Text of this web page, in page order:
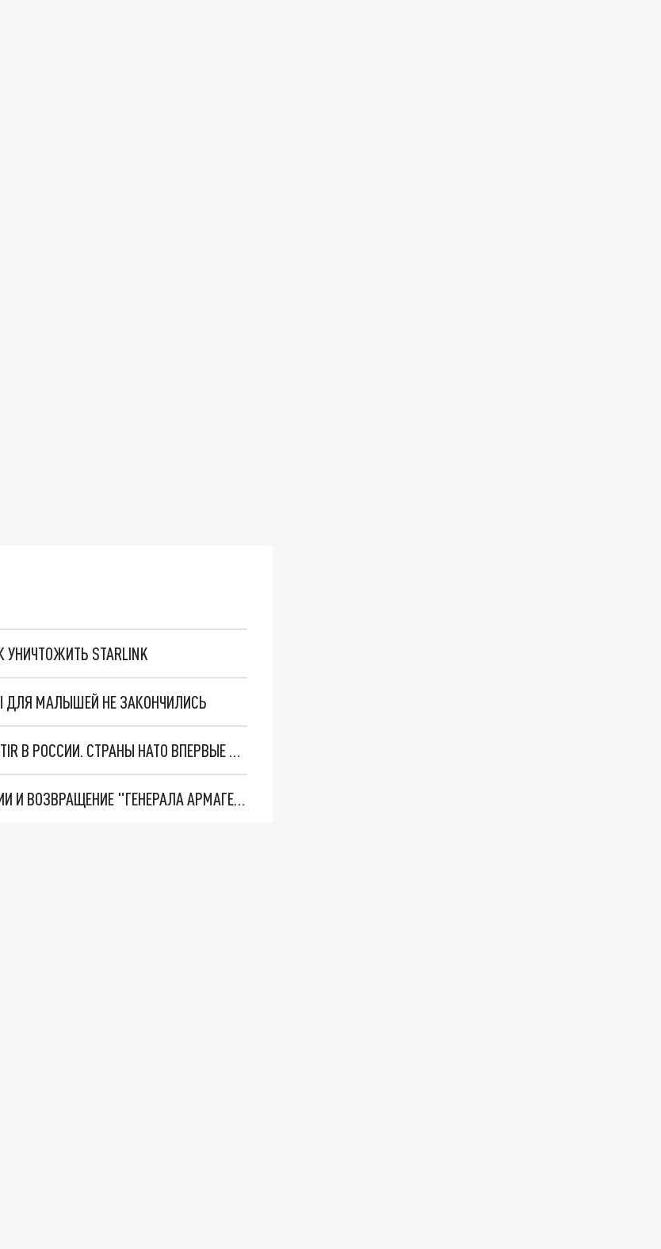
STARLINK
ДЛЯ МАЛЫШЕЙ НЕ ЗАКОНЧИЛИСЬ
"ОЧЕНЬ ПЛОХИЕ НОВОСТИ": БОЛЬШАЯ ОШИБКА PALANTIR В РОССИИ. СТРАНЫ НАТО ВПЕРВЫЕ ЗА СВО ОСТАНОВИЛИ ПОСТАВКИ ОРУЖИЯ. ВСУ ТЕРЯЮТ ПРИГРАНИЧЬЕ?
ТРИ ГЛАВНЫХ ИНСАЙДА ОБ СВО. ОТМЕНА МОБИЛИЗАЦИИ И ВОЗВРАЩЕНИЕ "ГЕНЕРАЛА АРМАГЕДДОНА"? ОТЛИЧНЫЕ НОВОСТИ, КОТОРЫЕ ЖДАЛИ ВСЕ